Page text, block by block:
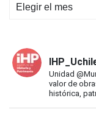
Unidad
valor de
histórica,